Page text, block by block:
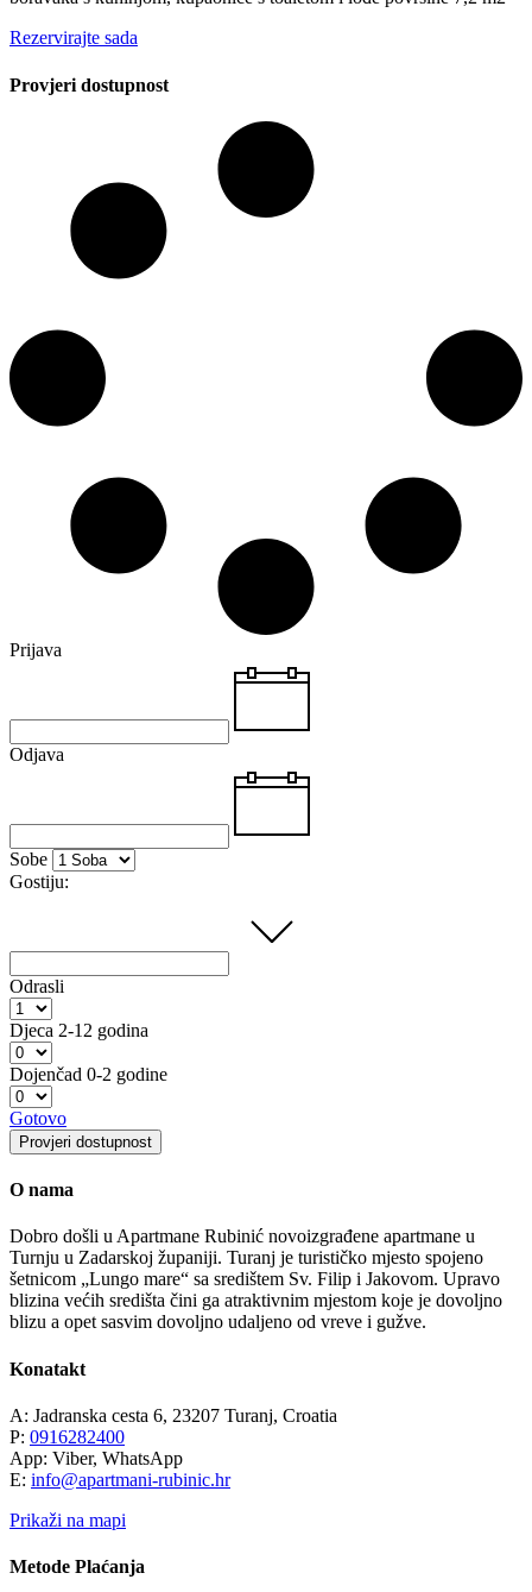
Rezervirajte sada
Provjeri dostupnost
Prijava
Odjava
Sobe
Gostiju:
Odrasli
Djeca 2-12 godina
Dojenčad 0-2 godine
Gotovo
Provjeri dostupnost
O nama
Dobro došli u Apartmane Rubinić novoizgrađene apartmane u
Turnju u Zadarskoj županiji. Turanj je turističko mjesto spojeno
šetnicom „Lungo mare“ sa središtem Sv. Filip i Jakovom. Upravo
blizina većih središta čini ga atraktivnim mjestom koje je dovoljno
blizu a opet sasvim dovoljno udaljeno od vreve i gužve.
Konatakt
A: Jadranska cesta 6, 23207 Turanj, Croatia
P: 0916282400
App: Viber, WhatsApp
E: info@apartmani-rubinic.hr
Prikaži na mapi
Metode Plaćanja